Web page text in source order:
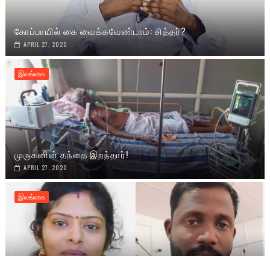
கோப்பாயில் கை வைக்கவேண்டாம்: சித்தர்?
APRIL 27, 2020
இலங்கை
முருகனின் தந்தை இறந்தார்!
APRIL 27, 2020
இலங்கை